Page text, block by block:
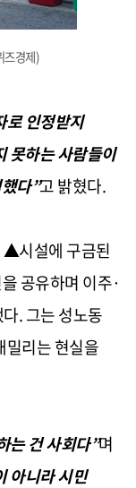
즈경제)
로 인정받지
못하는 사람들이
다”고 밝혔다.
시설에 구금된
공유하며 이주·
. 그는 성노동
밀리는 현실을
는 건 사회다”며
아니라 시민